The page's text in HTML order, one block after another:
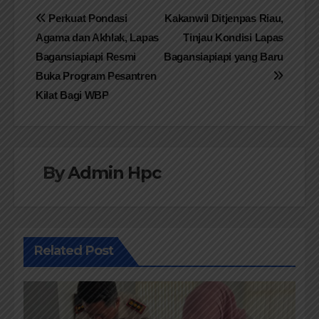
Navigasi
pos
Kakanwil Ditjenpas Riau,
Tinjau Kondisi Lapas
Bagansiapiapi yang Baru
Perkuat Pondasi
Agama dan Akhlak, Lapas
Bagansiapiapi Resmi
Buka Program Pesantren
Kilat Bagi WBP
ByAdmin Hpc
Related Post